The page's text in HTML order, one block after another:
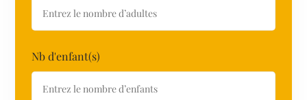
Nb d'enfant(s)